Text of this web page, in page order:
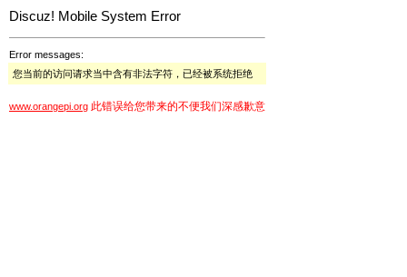
Discuz! Mobile System Error
Error messages:
您当前的访问请求当中含有非法字符，已经被系统拒绝
www.orangepi.org 此错误给您带来的不便我们深感歉意